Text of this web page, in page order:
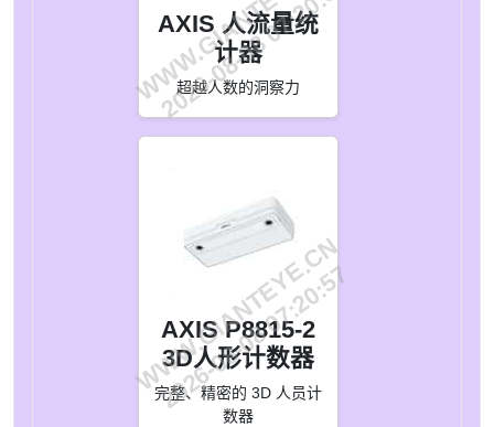
AXIS 人流量统
计器
超越人数的洞察力
AXIS P8815-2
3D人形计数器
完整、精密的 3D 人员计
数器
2026-08-08 07:20:57
WWW.GIANTEYE.CN
2026-08-08 07:20:57